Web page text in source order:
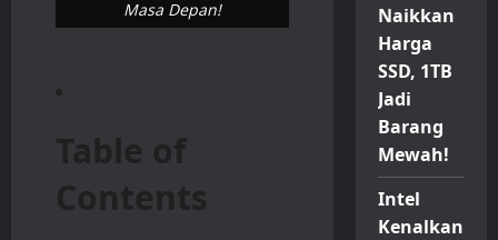
Masa Depan!
Table of
Contents
Naikkan
Harga
SSD, 1TB
Jadi
Barang
Mewah!
Intel
Kenalkan